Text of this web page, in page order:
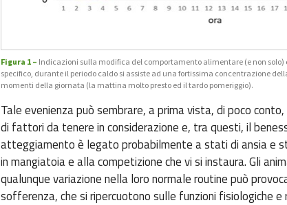
Figura 1 – Indicazioni sulla modifica del comportamento alimentare (e non solo)
specifico, durante il periodo caldo si assiste ad una fortissima concentrazione
momenti della giornata (la mattina molto presto ed il tardo pomeriggio).
Tale evenienza può sembrare, a prima vista, di poco
di fattori da tenere in considerazione e, tra questi, il
atteggiamento è legato probabilmente a stati di ansia e
in mangiatoia e alla competizione che vi si instaura. Gli
qualunque variazione nella loro normale routine può
sofferenza, che si ripercuotono sulle funzioni fisiologiche